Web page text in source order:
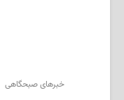
‌خبرهای صبحگاهی